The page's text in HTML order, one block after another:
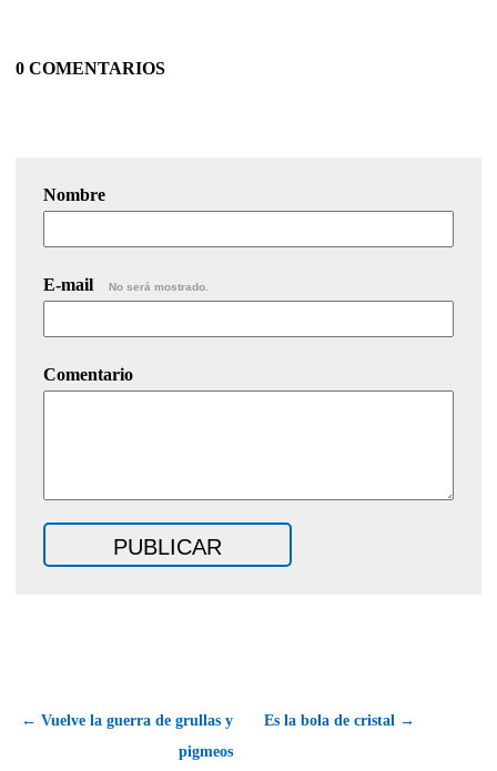
0 COMENTARIOS
Nombre
E-mail No será mostrado.
Comentario
← Vuelve la guerra de grullas y
pigmeos
Es la bola de cristal →